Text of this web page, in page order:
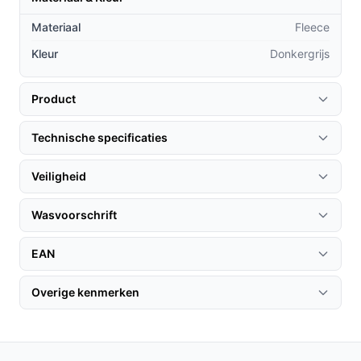
Wat maakt de Lugia Elektrische Deken XL uniek in
De royale afmetingen van 180x160 cm bieden
voldoende ruimte voor 1 of 2 personen, terwijl veel
andere dekens kleiner zijn.
De fleece bekleding is niet alleen comfortabel,
maar ook onderhoudsvriendelijk en wasbaar, wat
het gebruiksgemak verhoogt.
Met de 9 warmtestanden heb je meer controle over
de temperatuur dan bij veel standaard modellen.
Gebruik & praktische tips
Om optimaal gebruik te maken van je Lugia Elektrische
Materiaal
Fleece
Kleur
Donkergrijs
Product
Technische specificaties
Veiligheid
Wasvoorschrift
EAN
Overige kenmerken